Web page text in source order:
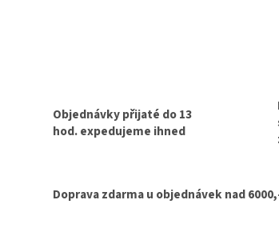
Objednávky přijaté do 13
hod. expedujeme ihned
Doprava zdarma u objednávek nad